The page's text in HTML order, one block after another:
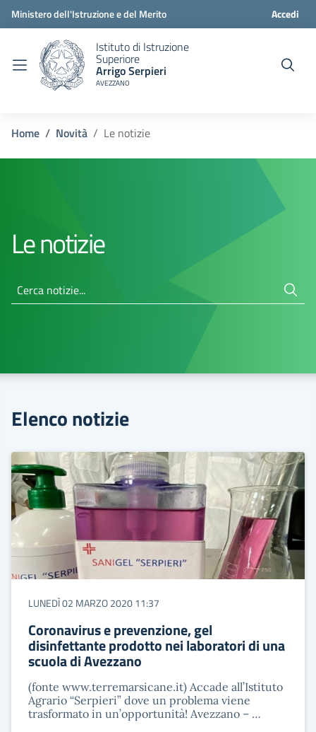
Ministero dell'Istruzione e del Merito Accedi
Istituto di Istruzione
Superiore
Arrigo Serpieri
AVEZZANO
Home Novità Le notizie
Le notizie
Cerca notizie...
Elenco notizie
LUNEDÌ 02 MARZO 2020 11:37
Coronavirus e prevenzione, gel
disinfettante prodotto nei laboratori di una
scuola di Avezzano
(fonte www.terremarsicane.it) Accade all’Istituto
Agrario “Serpieri” dove un problema viene
trasformato in un’opportunità! Avezzano – …